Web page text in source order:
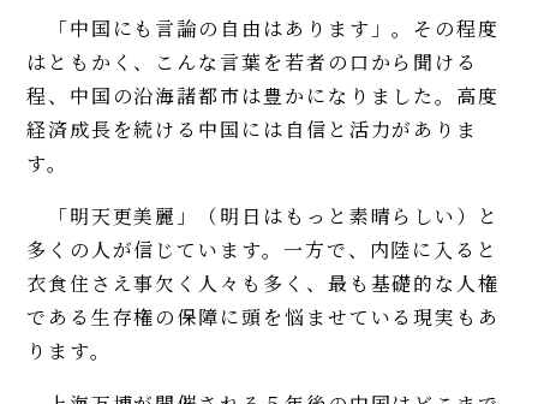
「中国にも言論の自由はあります」。その程度
はともかく、こんな言葉を若者の口から聞ける
程、中国の沿海諸都市は豊かになりました。高度
経済成長を続ける中国には自信と活力がありま
す。
「明天更美麗」（明日はもっと素晴らしい）と
多くの人が信じています。一方で、内陸に入ると
衣食住さえ事欠く人々も多く、最も基礎的な人権
である生存権の保障に頭を悩ませている現実もあ
ります。